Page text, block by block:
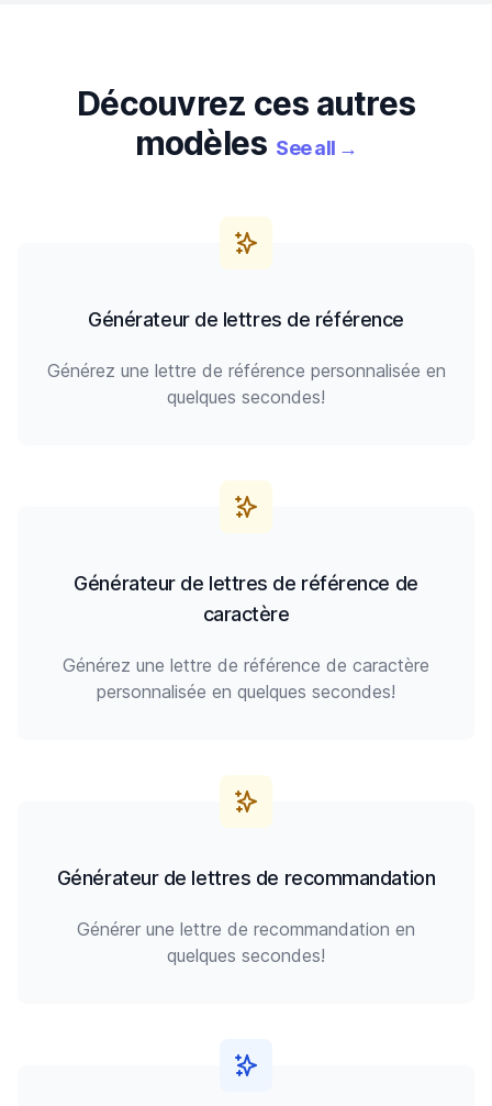
Découvrez ces autres
modèles See all →
Générateur de lettres de référence
Générez une lettre de référence personnalisée en
quelques secondes!
Générateur de lettres de référence de
caractère
Générez une lettre de référence de caractère
personnalisée en quelques secondes!
Générateur de lettres de recommandation
Générer une lettre de recommandation en
quelques secondes!